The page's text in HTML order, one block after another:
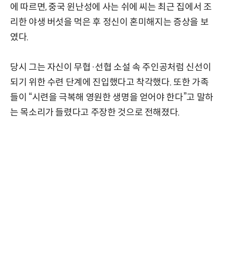
에 따르면, 중국 윈난성에 사는 쉬에 씨는 최근 집에서 조
리한 야생 버섯을 먹은 후 정신이 혼미해지는 증상을 보
였다.
당시 그는 자신이 무협·선협 소설 속 주인공처럼 신선이
되기 위한 수련 단계에 진입했다고 착각했다. 또한 가족
들이 “시련을 극복해 영원한 생명을 얻어야 한다”고 말하
는 목소리가 들렸다고 주장한 것으로 전해졌다.